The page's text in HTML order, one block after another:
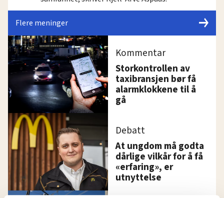
Flere meninger
Kommentar
Storkontrollen av
taxibransjen bør få
alarmklokkene til å
gå
Debatt
At ungdom må godta
dårlige vilkår for å få
«erfaring», er
utnyttelse